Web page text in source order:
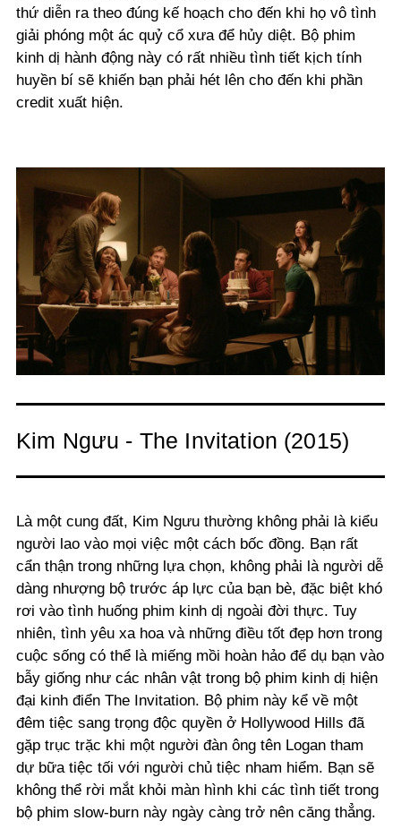
thứ diễn ra theo đúng kế hoạch cho đến khi họ vô tình
giải phóng một ác quỷ cổ xưa để hủy diệt. Bộ phim
kinh dị hành động này có rất nhiều tình tiết kịch tính
huyền bí sẽ khiến bạn phải hét lên cho đến khi phần
credit xuất hiện.
Kim Ngưu - The Invitation (2015)
Là một cung đất, Kim Ngưu thường không phải là kiểu
người lao vào mọi việc một cách bốc đồng. Bạn rất
cẩn thận trong những lựa chọn, không phải là người dễ
dàng nhượng bộ trước áp lực của bạn bè, đặc biệt khó
rơi vào tình huống phim kinh dị ngoài đời thực. Tuy
nhiên, tình yêu xa hoa và những điều tốt đẹp hơn trong
cuộc sống có thể là miếng mồi hoàn hảo để dụ bạn vào
bẫy giống như các nhân vật trong bộ phim kinh dị hiện
đại kinh điển The Invitation. Bộ phim này kể về một
đêm tiệc sang trọng độc quyền ở Hollywood Hills đã
gặp trục trặc khi một người đàn ông tên Logan tham
dự bữa tiệc tối với người chủ tiệc nham hiểm. Bạn sẽ
không thể rời mắt khỏi màn hình khi các tình tiết trong
bộ phim slow-burn này ngày càng trở nên căng thẳng.